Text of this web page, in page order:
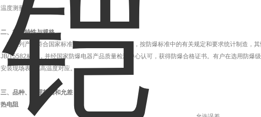
温度测量。
二、技术特性与规格
本系列产品符合国家标准GB3836.1、GB3836.2，按防爆标准中的有关规定和要求统计制造，其
JB/T5582标准，并经国家防爆电器产品质量检测中心认可，获得防爆合格证书。有户在选用防爆
安装现场表面Z高温度对应。
三、品种、测理范围和允差
热电阻